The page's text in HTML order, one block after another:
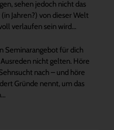
sehen jedoch nicht das
Jahren?) von dieser Welt
verlaufen sein wird…
Seminarangebot für dich
nicht gelten. Höre
nach – und höre
Gründe nennt, um das